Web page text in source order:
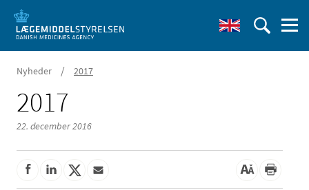
Nyheder / 2017
2017
22. december 2016